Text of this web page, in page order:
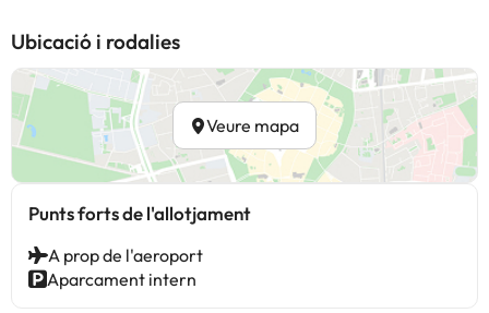
Ubicació i rodalies
Veure mapa
Punts forts de l'allotjament
A prop de l'aeroport
Aparcament intern